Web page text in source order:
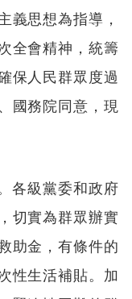
義思想為指導，
全會精神，統籌
保人民群眾度過
國務院同意，現
各級黨委和政府
切實為群眾辦實
助金，有條件的
性生活補貼。加